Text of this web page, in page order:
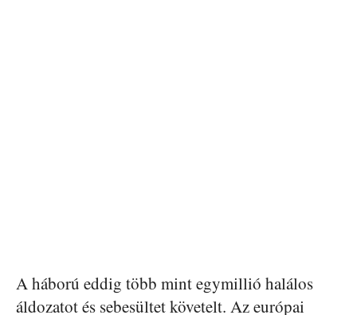
A háború eddig több mint egymillió halálos
áldozatot és sebesültet követelt. Az európai